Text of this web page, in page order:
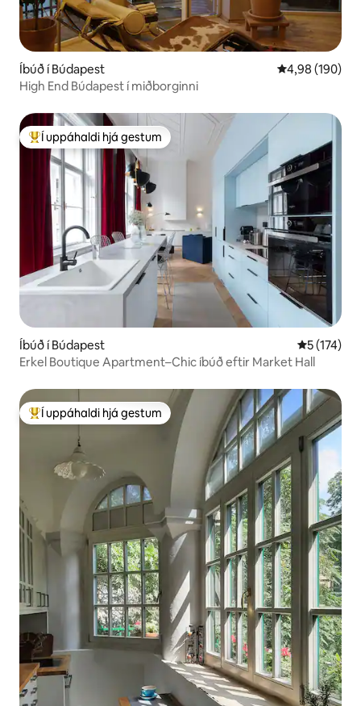
Íbúð í Búdapest 4,98 af 5 í
4,98 (190)
High End Búdapest í miðborginni
Í mestu uppáhaldi hjá gestum
Í uppáhaldi hjá gestum
Íbúð í Búdapest 5 af 5 í
5 (174)
Erkel Boutique Apartment–Chic íbúð eftir Market Hall
Í mestu uppáhaldi hjá gestum
Í uppáhaldi hjá gestum